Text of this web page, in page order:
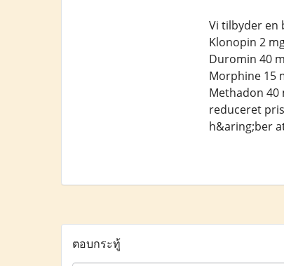
Vi tilbyder en
Klonopin 2
Duromin 40
Morphine 15
Methadon 40
reduceret
h&aring;ber
ตอบกระทู้